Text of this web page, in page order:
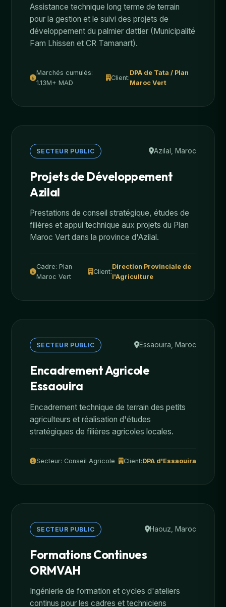
Assistance technique long terme de terrain
pour la gestion et le suivi des projets de
développement du palmier dattier (Municipalité
Fam Lhissen et CR Tamanart).
Marchés cumulés:
1.13M+ MAD
Client:
DPA de Tata / Plan
Maroc Vert
SECTEUR PUBLIC Azilal, Maroc
Projets de Développement
Azilal
Prestations de conseil stratégique, études de
filières et appui technique aux projets du Plan
Maroc Vert dans la province d'Azilal.
Cadre: Plan
Maroc Vert
Client:
Direction Provinciale de
l'Agriculture
SECTEUR PUBLIC Essaouira, Maroc
Encadrement Agricole
Essaouira
Encadrement technique de terrain des petits
agriculteurs et réalisation d'études
stratégiques de filières agricoles locales.
Secteur: Conseil Agricole Client:DPA d'Essaouira
SECTEUR PUBLIC Haouz, Maroc
Formations Continues
ORMVAH
Ingénierie de formation et cycles d'ateliers
continus pour les cadres et techniciens